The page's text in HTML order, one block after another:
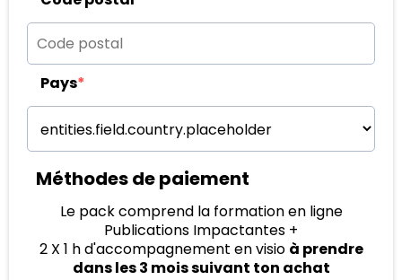
Pays*
Méthodes de paiement
Le pack comprend la formation en ligne
Publications Impactantes +
2 X 1 h d'accompagnement en visio à prendre
dans les 3 mois suivant ton achat